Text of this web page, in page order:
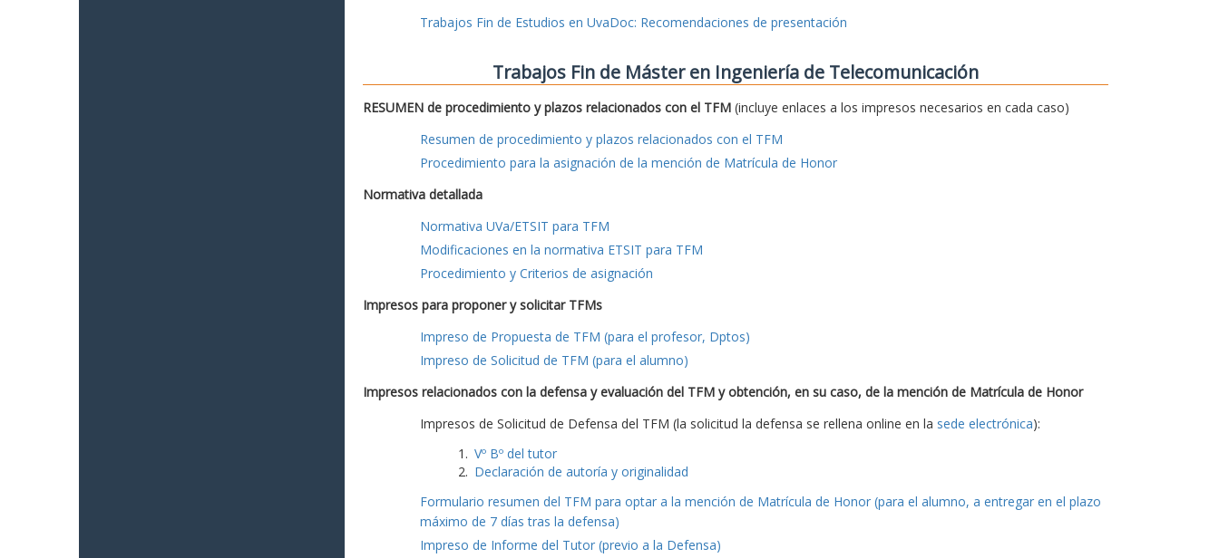
Trabajos Fin de Estudios en UvaDoc: Recomendaciones de presentación
Trabajos Fin de Máster en Ingeniería de Telecomunicación
RESUMEN de procedimiento y plazos relacionados con el TFM(incluye enlaces a los impresos necesarios en cada caso)
Resumen de procedimiento y plazos relacionados con el TFM
Procedimiento para la asignación de la mención de Matrícula de Honor
Normativa detallada
Normativa UVa/ETSIT para TFM
Modificaciones en la normativa ETSIT para TFM
Procedimiento y Criterios de asignación
Impresos para proponer y solicitar TFMs
Impreso de Propuesta de TFM (para el profesor, Dptos)
Impreso de Solicitud de TFM (para el alumno)
Impresos relacionados con la defensa y evaluación del TFM y obtención, en su caso, de la mención de Matrícula de Honor
Impresos de Solicitud de Defensa del TFM (la solicitud la defensa se rellena online en la sede electrónica):
Vº Bº del tutor
Declaración de autoría y originalidad
Formulario resumen del TFM para optar a la mención de Matrícula de Honor (para el alumno, a entregar en el plazo
máximo de 7 días tras la defensa)
Impreso de Informe del Tutor (previo a la Defensa)